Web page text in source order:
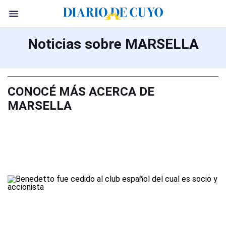
Noticias sobre MARSELLA
CONOCÉ MÁS ACERCA DE
MARSELLA